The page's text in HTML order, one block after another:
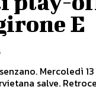
E
Mercoledì
salve.